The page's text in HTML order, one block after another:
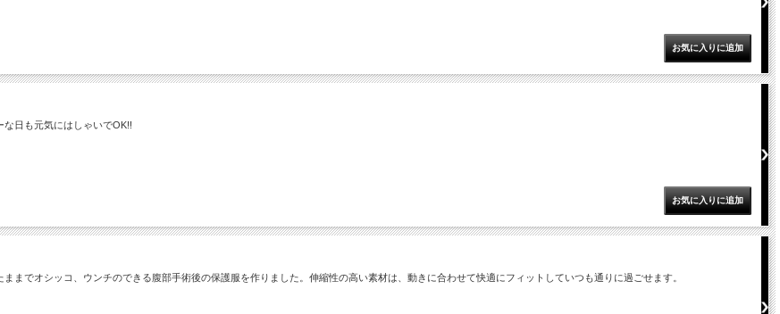
日も元気にはしゃいでOK!!
までオシッコ、ウンチのできる腹部手術後の保護服を作りました。伸縮性の高い素材は、動きに合わせて快適にフィットしていつも通りに過ごせます。